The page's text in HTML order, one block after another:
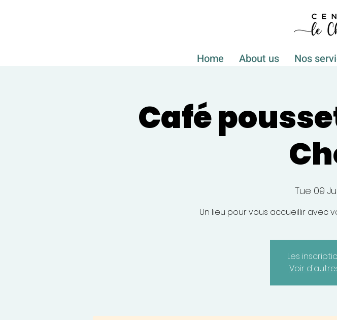
Home About us Nos
Café
Tue 09 Jul
Un lieu pour vous accueillir avec
Les
Voir